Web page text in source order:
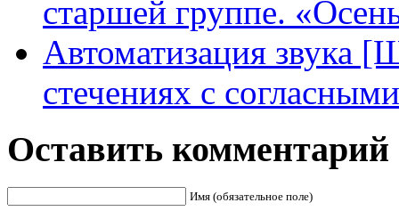
старшей группе.
Автоматизация звука
стечениях с согласными
Оставить комментарий
Имя (обязательное поле)